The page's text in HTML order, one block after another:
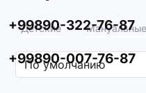
+99890-322-76-87
+99890-007-76-87
Детские Мануальные